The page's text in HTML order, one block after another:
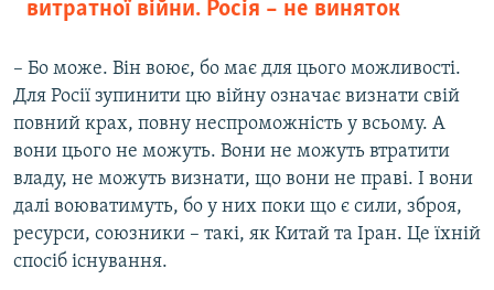
витратної війни. Росія – не виняток
– Бо може. Він воює, бо має для цього можливості.
Для Росії зупинити цю війну означає визнати свій
повний крах, повну неспроможність у всьому. А
вони цього не можуть. Вони не можуть втратити
владу, не можуть визнати, що вони не праві. І вони
далі воюватимуть, бо у них поки що є сили, зброя,
ресурси, союзники – такі, як Китай та Іран. Це їхній
спосіб існування.